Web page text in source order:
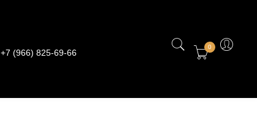
+7 (966) 825-69-66
0